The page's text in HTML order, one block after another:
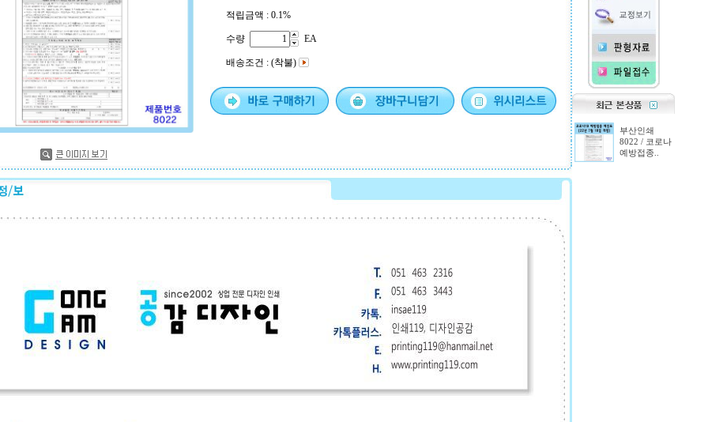
적립금액 : 0.1%
수량 EA
배송조건 : (착불)
부산인쇄
8022 / 코로나
예방접종..